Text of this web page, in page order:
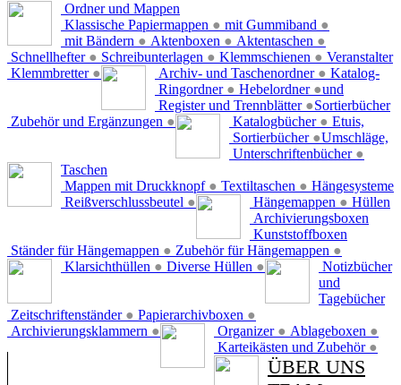
Ordner und Mappen
Klassische Papiermappen ● mit Gummiband ●
mit Bändern ● Aktenboxen ● Aktentaschen ●
Schnellhefter ● Schreibunterlagen ● Klemmschienen ●
Klemmbretter ●
Veranstalter
Archiv- und Taschenordner ●
Ringordner ● Hebelordner ●
Register und Trennblätter ●
Zubehör und Ergänzungen ●
Katalog-
und
Sortierbücher
Katalogbücher ●
Sortierbücher ●
Unterschriftenbücher ●
Etuis,
Umschläge,
Taschen
Mappen mit Druckknopf ● Textiltaschen ●
Reißverschlussbeutel ●
Hängesysteme
Hängemappen ●
Ständer für Hängemappen ● Zubehör für Hängemappen ●
Hüllen
Klarsichthüllen ● Diverse Hüllen ●
Archivierungsboxen
Zeitschriftenständer ● Papierarchivboxen ●
Archivierungsklammern ●
Kunststoffboxen
Organizer ● Ablageboxen ●
Karteikästen und Zubehör ●
Notizbücher
und
Tagebücher
ÜBER UNS